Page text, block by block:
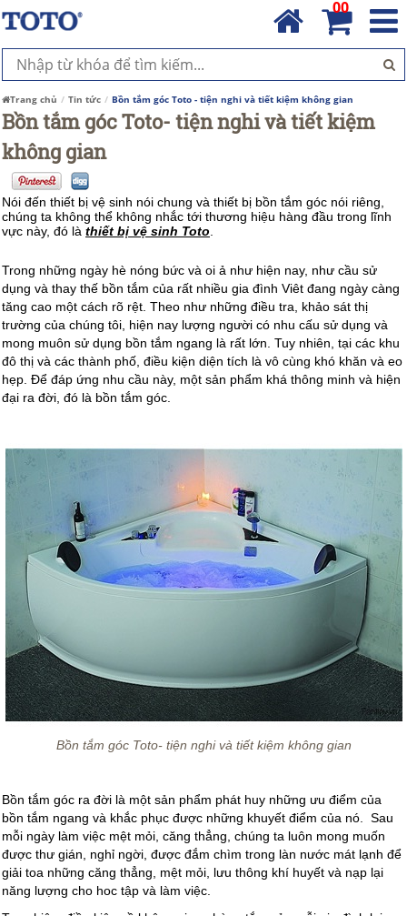
00
Trang chủ Tin tức Bồn tắm góc Toto - tiện nghi và tiết kiệm không gian
Bồn tắm góc Toto- tiện nghi và tiết kiệm
không gian
Nói đến thiết bị vệ sinh nói chung và thiết bị bồn tắm góc nói riêng,
chúng ta không thể không nhắc tới thương hiệu hàng đầu trong lĩnh
vực này, đó là thiết bị vệ sinh Toto.
Trong những ngày hè nóng bức và oi ả như hiện nay, như cầu sử
dụng và thay thế bồn tắm của rất nhiều gia đình Viêt đang ngày càng
tăng cao một cách rõ rệt. Theo như những điều tra, khảo sát thị
trường của chúng tôi, hiện nay lượng người có nhu cấu sử dụng và
mong muôn sử dụng bồn tắm ngang là rất lớn. Tuy nhiên, tại các khu
đô thị và các thành phố, điều kiện diện tích là vô cùng khó khăn và eo
hẹp. Để đáp ứng nhu cầu này, một sản phẩm khá thông minh và hiện
đại ra đời, đó là bồn tắm góc.
Bồn tắm góc Toto- tiện nghi và tiết kiệm không gian
Bồn tắm góc ra đời là một sản phẩm phát huy những ưu điểm của
bồn tắm ngang và khắc phục được những khuyết điểm của nó. Sau
mỗi ngày làm việc mệt mỏi, căng thẳng, chúng ta luôn mong muốn
được thư gián, nghỉ ngời, được đắm chìm trong làn nước mát lạnh để
giải toa những căng thẳng, mệt mỏi, lưu thông khí huyết và nạp lại
năng lượng cho hoc tập và làm việc.